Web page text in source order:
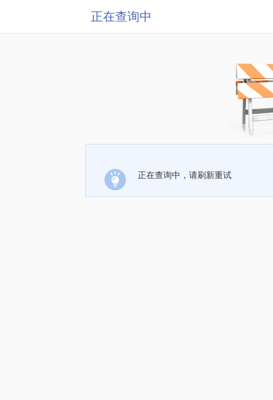
正在查询中
正在查询中，请刷新重试